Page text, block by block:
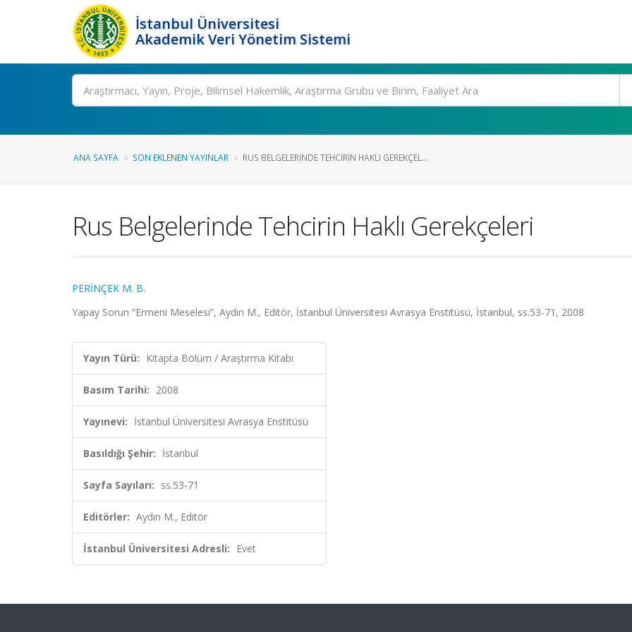
İstanbul Üniversitesi
Akademik Veri Yönetim Sistemi
Ara
ANA SAYFA SON EKLENEN YAYINLAR RUS BELGELERINDE TEHCIRIN HAKLI GEREKÇEL...
Rus Belgelerinde Tehcirin Haklı Gerekçeleri
PERİNÇEK M. B.
Yapay Sorun “Ermeni Meselesi”, Aydın M., Editör, İstanbul Üniversitesi Avrasya Enstitüsü, İstanbul, ss.53-71, 2008
Yayın Türü: Kitapta Bölüm / Araştırma Kitabı
Basım Tarihi: 2008
Yayınevi: İstanbul Üniversitesi Avrasya Enstitüsü
Basıldığı Şehir: İstanbul
Sayfa Sayıları: ss.53-71
Editörler: Aydın M., Editör
İstanbul Üniversitesi Adresli: Evet